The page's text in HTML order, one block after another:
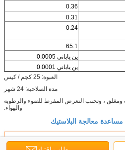
0.36
0.31
0.24
65.1
ين ياباني 0.0005
ين ياباني 0.0001
العبوة: 25 كجم / كيس
مدة الصلاحية: 24 شهر
، وتجنب التعرض المفرط للضوء والرطوبة
والهواء.
مساعدة معالجة البلاستيك
افضل سعر ل